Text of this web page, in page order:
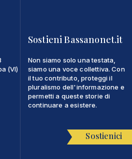
(VI)
Sostieni Bassanonet.it
Non siamo solo una testata,
siamo una voce collettiva. Con
il tuo contributo, proteggi il
pluralismo dell'informazione e
permetti a queste storie di
continuare a esistere.
Sostienici